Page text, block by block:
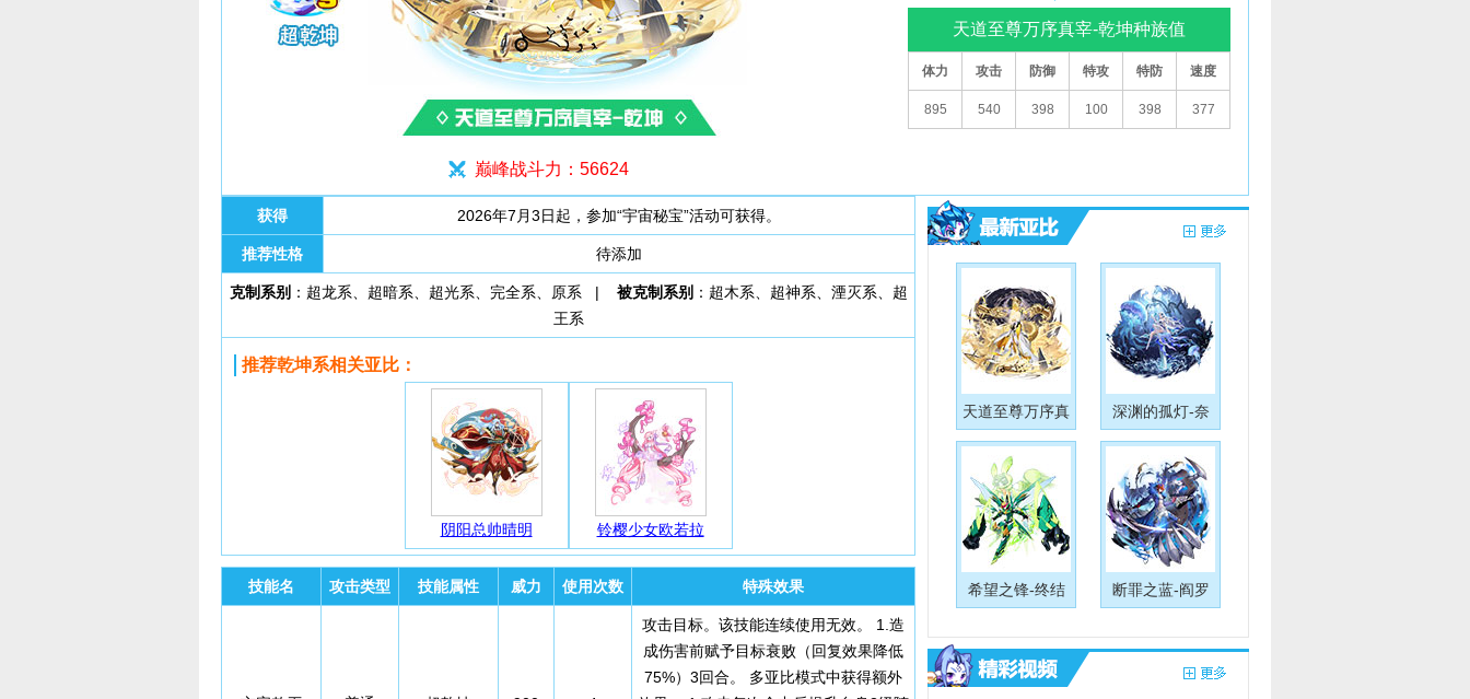
巅峰战斗力：56624
天道至尊万序真宰-乾坤种族值
体力 攻击 防御 特攻 特防 速度
895 540 398 100 398 377
获得 2026年7月3日起，参加“宇宙秘宝”活动可获得。
推荐性格 待添加
克制系别 ：超龙系、超暗系、超光系、完全系、原系 | 被克制系别 ：超木系、超神系、湮灭系、超
王系
推荐乾坤系相关亚比：
阴阳总帅晴明 铃樱少女欧若拉
技能名 攻击类型 技能属性 威力 使用次数 特殊效果
攻击目标。该技能连续使用无效。 1.造
成伤害前赋予目标衰败（回复效果降低
75%）3回合。 多亚比模式中获得额外
天道至尊万序真 深渊的孤灯-奈
希望之锋-终结 断罪之蓝-阎罗